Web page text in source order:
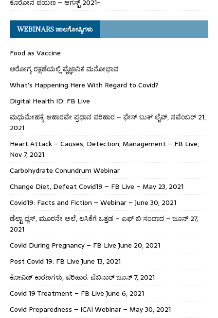
ಕೊರೋನ ಪಯಣ – ಆಗಸ್ಟ್ 2021-
WEBINARS ಜಾಲಗೋಷ್ಠಿಗಳು
Food as Vaccine
ಆರೋಗ್ಯ ರಕ್ಷಣೆಯಲ್ಲಿ ವೈಜ್ಞಾನಿಕ ಮನೋಭಾವ
What’s Happening Here With Regard to Covid?
Digital Health ID: FB Live
ಮಧುಮೇಹಕ್ಕೆ ಆಹಾರವೇ ಪ್ರಧಾನ ಪರಿಹಾರ – ಫೇಸ್ ಬುಕ್ ಲೈವ್, ನವೆಂಬರ್ 21,
2021
Heart Attack – Causes, Detection, Management – FB Live,
Nov 7, 2021
Carbohydrate Conundrum Webinar
Change Diet, Defeat Covid19 – FB Live – May 23, 2021
Covid19: Facts and Fiction – Webinar – June 30, 2021
ಡೆಲ್ಟಾ ಪ್ಲಸ್, ಮೂರನೇ ಅಲೆ, ಲಸಿಕೆಗೆ ಒತ್ತಡ – ಎಫ್ ಬಿ ಸಂವಾದ – ಜೂನ್ 27,
2021
Covid During Pregnancy – FB Live June 20, 2021
Post Covid 19: FB Live June 13, 2021
ಕೋವಿಡ್ ಕಾರಣಗಳು, ಪರಿಹಾರ: ವೆಬಿನಾರ್ ಜೂನ್ 7, 2021
Covid 19 Treatment – FB Live June 6, 2021
Covid Preparedness – ICAI Webinar – May 30, 2021